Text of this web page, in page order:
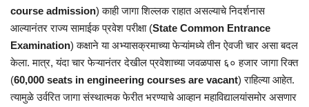
course admission) काही जागा शिल्लकराहातअसल्याचे निदर्शनास
आल्यानंतरराज्य सामाईक प्रवेश परीक्षा (State Common Entrance
Examination) कक्षाने या अभ्यासक्रमाच्याफेऱ्यांमध्येतीन ऐवजी चार असा बदल
केला. मात्र, यंदा चारफेऱ्यानंतरदेखील प्रवेशाच्या जवळपास ६० हजार जागा रिक्त
(60,000 seats in engineering courses are vacant) राहिल्या आहेत.
त्यामुळे उर्वरित जागासंस्थात्मकफेरीत भरण्याचे आव्हान महाविद्यालयांसमोर असणार